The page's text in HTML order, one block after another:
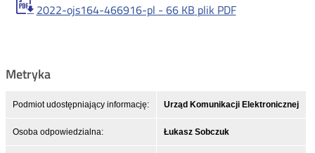
2022-ojs164-466916-pl - 66 KB plik PDF
Metryka
Podmiot udostępniający informację: Urząd Komunikacji Elektronicznej
Osoba odpowiedzialna: Łukasz Sobczuk